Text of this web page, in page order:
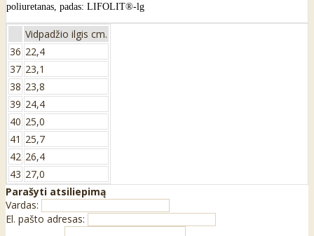
poliuretanas, padas: LIFOLIT®-lg
Vidpadžio ilgis cm.
36 22,4
37 23,1
38 23,8
39 24,4
40 25,0
41 25,7
42 26,4
43 27,0
Parašyti atsiliepimą
Vardas:
El. pašto adresas: